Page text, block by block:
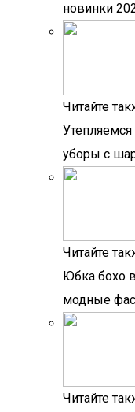
новинки
Читайте
Утепляемся
уборы с
Читайте
Юбка бохо
модные
Читайте